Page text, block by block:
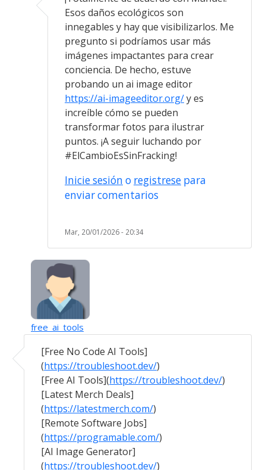
Esos daños ecológicos son
innegables y hay que visibilizarlos. Me
pregunto si podríamos usar más
imágenes impactantes para crear
conciencia. De hecho, estuve
probando un ai image editor
https://ai-imageeditor.org/y es
increíble cómo se pueden
transformar fotos para ilustrar
puntos. ¡A seguir luchando por
#ElCambioEsSinFracking!
Inicie sesión o registrese para
enviar comentarios
Mar, 20/01/2026 - 20:34
free_ai_tools
[Free No Code AI Tools]
(https://troubleshoot.dev/)
[Free AI Tools](https://troubleshoot.dev/)
[Latest Merch Deals]
(https://latestmerch.com/)
[Remote Software Jobs]
(https://programable.com/)
[AI Image Generator]
(https://troubleshoot.dev/)